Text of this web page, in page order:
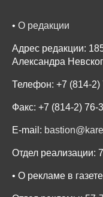
• О редакции
Адрес редакции:
Александра
Телефон: +7 (814-2)
Факс: +7 (814-2) 76-
E-mail:
Отдел реализации:
• О рекламе в газете